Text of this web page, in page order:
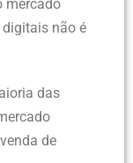
mercado
não é
das
de